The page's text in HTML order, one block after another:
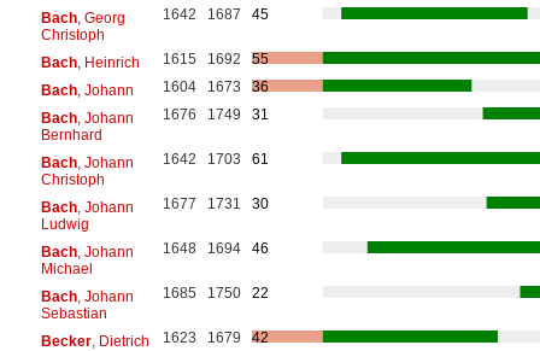
Bach, Georg
Christoph
1642 1687 45
Bach, Heinrich 1615 1692
55
Bach, Johann 1604 1673
36
Bach, Johann
Bernhard
1676 1749 31
Bach, Johann
Christoph
1642 1703 61
Bach, Johann
Ludwig
1677 1731 30
Bach, Johann
Michael
1648 1694 46
Bach, Johann
Sebastian
1685 1750 22
Becker, Dietrich 1623 1679
42